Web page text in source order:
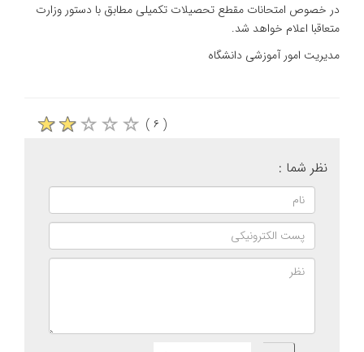
در خصوص امتحانات مقطع تحصیلات تکمیلی مطابق با دستور وزارت
متعاقبا اعلام خواهد شد.
مدیریت امور آموزشی دانشگاه
( ۶ )
نظر شما :